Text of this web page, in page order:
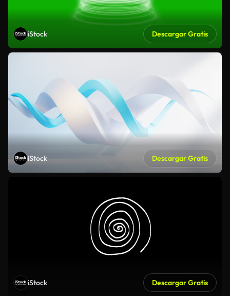
iStock Descargar Gratis
iStock Descargar Gratis
iStock Descargar Gratis